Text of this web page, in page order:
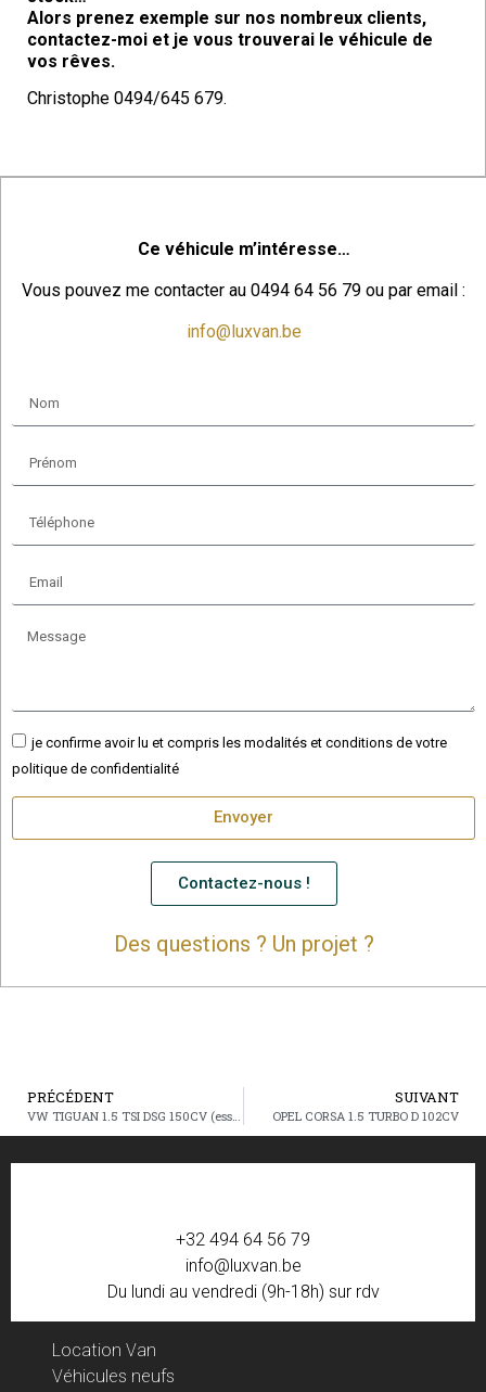
Ce véhicule m’intéresse…
Vous pouvez me contacter au 0494 64 56 79 ou par email :
info@luxvan.be
je confirme avoir lu et compris les modalités et conditions de votre
politique de confidentialité
Envoyer
Contactez-nous !
Des questions ? Un projet ?
Alors prenez exemple sur nos nombreux clients,
contactez-moi et je vous trouverai le véhicule de
vos rêves.
Christophe 0494/645 679.
PRÉCÉDENT
VW TIGUAN 1.5 TSI DSG 150CV (essence)
SUIVANT
OPEL CORSA 1.5 TURBO D 102CV
+32 494 64 56 79
info@luxvan.be
Du lundi au vendredi (9h-18h) sur rdv
Location Van
Véhicules neufs